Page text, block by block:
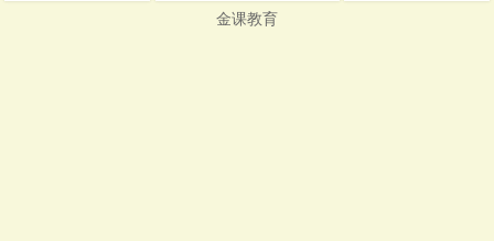
金课教育